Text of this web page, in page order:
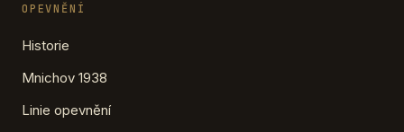
OPEVNĚNÍ
Historie
Mnichov 1938
Linie opevnění